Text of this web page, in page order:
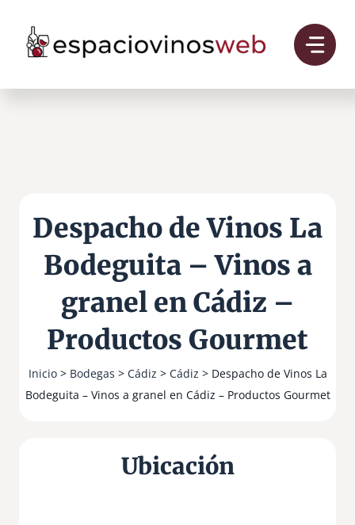
contenido
Despacho de Vinos La
Bodeguita – Vinos a
granel en Cádiz –
Productos Gourmet
Inicio> Bodegas > Cádiz > Cádiz > Despacho de Vinos La
Bodeguita – Vinos a granel en Cádiz – Productos Gourmet
Ubicación